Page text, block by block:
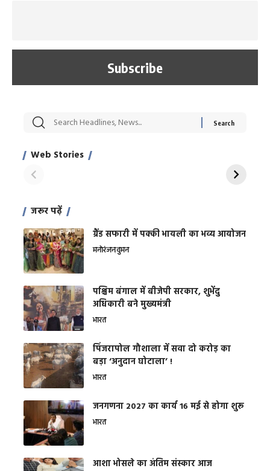
Web Stories
सट्टेबाजी में अरेस्ट हुए
साहिल खान
रोज एक कच्चे लहसुन
जरूर पढ़ें
ग्रैंड सफारी में पक्की भायली का भव्य आयोजन
मनोरंजनवुमन
पश्चिम बंगाल में बीजेपी सरकार, शुभेंदु
अधिकारी बने मुख्यमंत्री
भारत
​पिंजरापोल गौशाला में सवा दो करोड़ का
बड़ा ‘अनुदान घोटाला’ !
भारत
जनगणना 2027 का कार्य 16 मई से होगा शुरू
भारत
आशा भोसले का अंतिम संस्कार आज